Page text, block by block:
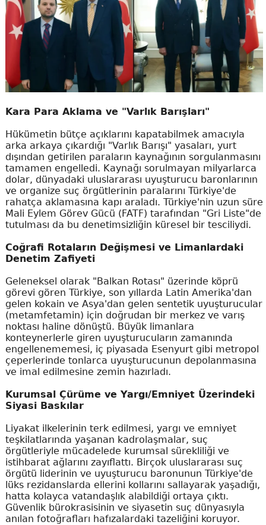
Kara Para Aklama ve "Varlık Barışları"
Hükümetin bütçe açıklarını kapatabilmek amacıyla
arka arkaya çıkardığı "Varlık Barışı" yasaları, yurt
dışından getirilen paraların kaynağının sorgulanmasını
tamamen engelledi. Kaynağı sorulmayan milyarlarca
dolar, dünyadaki uluslararası uyuşturucu baronlarının
ve organize suç örgütlerinin paralarını Türkiye'de
rahatça aklamasına kapı araladı. Türkiye'nin uzun süre
Mali Eylem Görev Gücü (FATF) tarafından "Gri Liste"de
tutulması da bu denetimsizliğin küresel bir tesciliydi.
Coğrafi Rotaların Değişmesi ve Limanlardaki
Denetim Zafiyeti
Geleneksel olarak "Balkan Rotası" üzerinde köprü
görevi gören Türkiye, son yıllarda Latin Amerika'dan
gelen kokain ve Asya'dan gelen sentetik uyuşturucular
(metamfetamin) için doğrudan bir merkez ve varış
noktası haline dönüştü. Büyük limanlara
konteynerlerle giren uyuşturucuların zamanında
engellenememesi, iç piyasada Esenyurt gibi metropol
çeperlerinde tonlarca uyuşturucunun depolanmasına
ve imal edilmesine zemin hazırladı.
Kurumsal Çürüme ve Yargı/Emniyet Üzerindeki
Siyasi Baskılar
Liyakat ilkelerinin terk edilmesi, yargı ve emniyet
teşkilatlarında yaşanan kadrolaşmalar, suç
örgütleriyle mücadelede kurumsal sürekliliği ve
istihbarat ağlarını zayıflattı. Birçok uluslararası suç
örgütü liderinin ve uyuşturucu baronunun Türkiye'de
lüks rezidanslarda ellerini kollarını sallayarak yaşadığı,
hatta kolayca vatandaşlık alabildiği ortaya çıktı.
Güvenlik bürokrasisinin ve siyasetin suç dünyasıyla
anılan fotoğrafları hafızalardaki tazeliğini koruyor.